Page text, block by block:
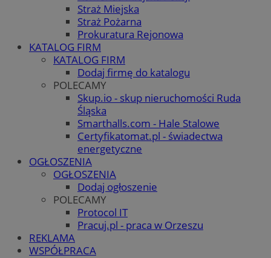
Straż Miejska
Straż Pożarna
Prokuratura Rejonowa
KATALOG FIRM
KATALOG FIRM
Dodaj firmę do katalogu
POLECAMY
Skup.io - skup nieruchomości Ruda
Śląska
Smarthalls.com - Hale Stalowe
Certyfikatomat.pl - świadectwa
energetyczne
OGŁOSZENIA
OGŁOSZENIA
Dodaj ogłoszenie
POLECAMY
Protocol IT
Pracuj.pl - praca w Orzeszu
REKLAMA
WSPÓŁPRACA